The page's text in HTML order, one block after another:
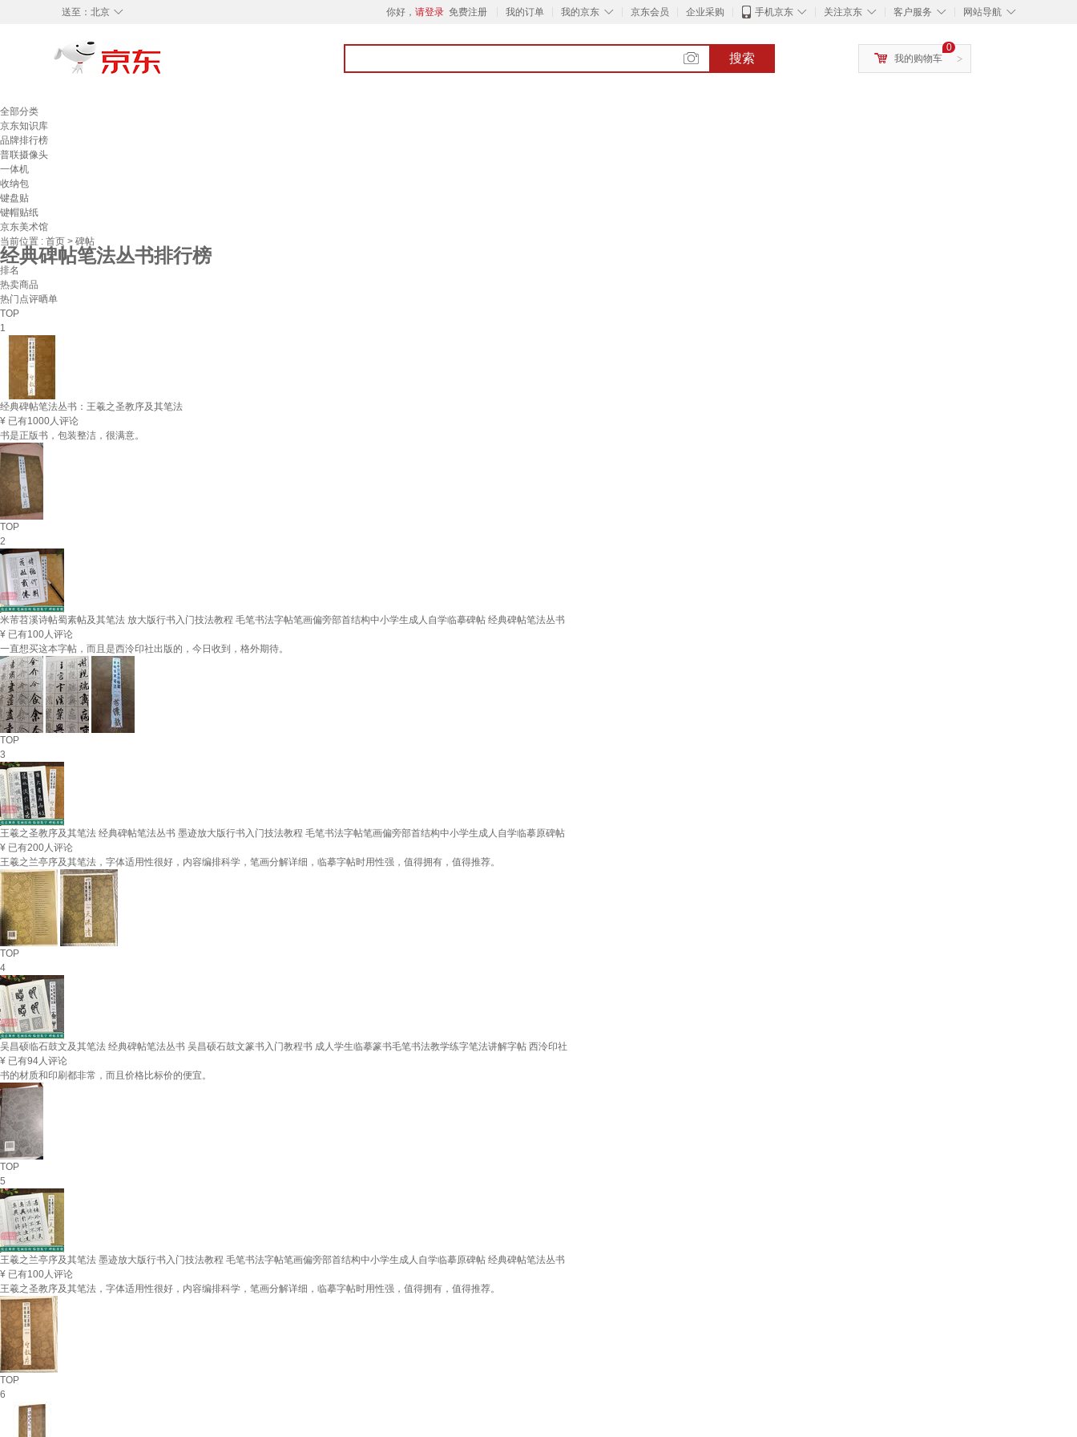
◇
送至： 北京 你好， 请登录 免费注册 我的订单 ◇
我的京东 京东会员 企业采购 ◇
手机京东 ◇
关注京东 ◇
客户服务 ◇
网站导航
搜索 >
0
我的购物车
全部分类
京东知识库
品牌排行榜
普联摄像头
一体机
收纳包
键盘贴
键帽贴纸
京东美术馆
当前位置 : 首页 > 碑帖
经典碑帖笔法丛书排行榜
排名
热卖商品
热门点评晒单
TOP
1
经典碑帖笔法丛书：王羲之圣教序及其笔法
¥ 已有1000人评论
书是正版书，包装整洁，很满意。
TOP
2
米芾苕溪诗帖蜀素帖及其笔法 放大版行书入门技法教程 毛笔书法字帖笔画偏旁部首结构中小学生成人自学临摹碑帖 经典碑帖笔法丛书
¥ 已有100人评论
一直想买这本字帖，而且是西泠印社出版的，今日收到，格外期待。
TOP
3
王羲之圣教序及其笔法 经典碑帖笔法丛书 墨迹放大版行书入门技法教程 毛笔书法字帖笔画偏旁部首结构中小学生成人自学临摹原碑帖
¥ 已有200人评论
王羲之兰亭序及其笔法，字体适用性很好，内容编排科学，笔画分解详细，临摹字帖时用性强，值得拥有，值得推荐。
TOP
4
吴昌硕临石鼓文及其笔法 经典碑帖笔法丛书 吴昌硕石鼓文篆书入门教程书 成人学生临摹篆书毛笔书法教学练字笔法讲解字帖 西泠印社
¥ 已有94人评论
书的材质和印刷都非常，而且价格比标价的便宜。
TOP
5
王羲之兰亭序及其笔法 墨迹放大版行书入门技法教程 毛笔书法字帖笔画偏旁部首结构中小学生成人自学临摹原碑帖 经典碑帖笔法丛书
¥ 已有100人评论
王羲之圣教序及其笔法，字体适用性很好，内容编排科学，笔画分解详细，临摹字帖时用性强，值得拥有，值得推荐。
TOP
6